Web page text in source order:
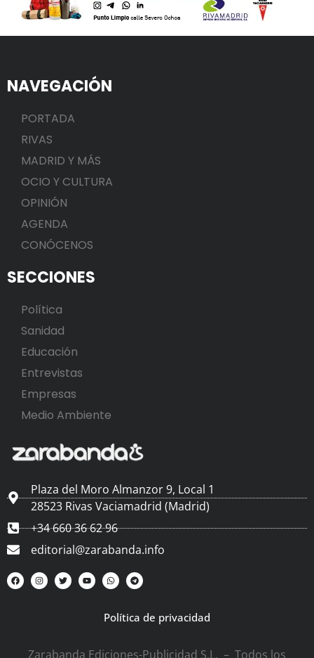
NAVEGACIÓN
PORTADA
RIVAS
MADRID Y MÁS
OCIO Y CULTURA
OPINIÓN
AGENDA
CONÓCENOS
SECCIONES
Política
Sanidad
Educación
Entrevistas
Empresas
Medio Ambiente
Plaza del Moro Almanzor 9, Local 1
28523 Rivas Vaciamadrid (Madrid)
+34 660 36 62 96
editorial@zarabanda.info
Política de privacidad
Zarabanda Ediciones-Publicidad S.L. – Todos los